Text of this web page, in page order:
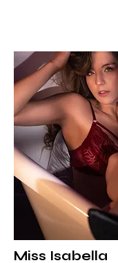
Miss Isabella